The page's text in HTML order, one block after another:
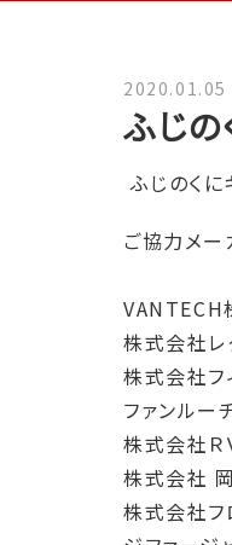
2020.01.05
ふじの
ふじのくに
ご協力メー
株式会
株式会社
ファン
株式会
株式会社
株式会社